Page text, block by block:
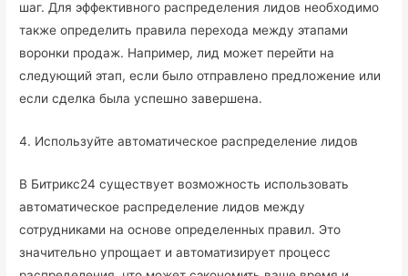
шаг. Для эффективного распределения лидов необходимо
также определить правила перехода между этапами
воронки продаж. Например, лид может перейти на
следующий этап, если было отправлено предложение или
если сделка была успешно завершена.
4. Используйте автоматическое распределение лидов
В Битрикс24 существует возможность использовать
автоматическое распределение лидов между
сотрудниками на основе определенных правил. Это
значительно упрощает и автоматизирует процесс